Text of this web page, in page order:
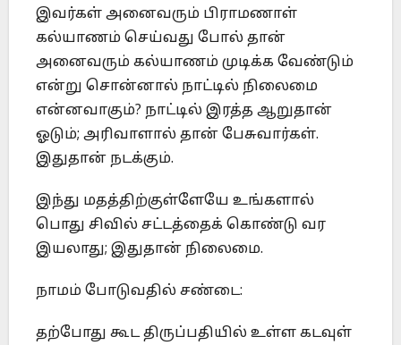
இவர்கள் அனைவரும் பிராமணாள்
கல்யாணம் செய்வது போல் தான்
அனைவரும் கல்யாணம் முடிக்க வேண்டும்
என்று சொன்னால் நாட்டில் நிலைமை
என்னவாகும்? நாட்டில் இரத்த ஆறுதான்
ஓடும்; அரிவாளால் தான் பேசுவார்கள்.
இதுதான் நடக்கும்.
இந்து மதத்திற்குள்ளேயே உங்களால்
பொது சிவில் சட்டத்தைக் கொண்டு வர
இயலாது; இதுதான் நிலைமை.
நாமம் போடுவதில் சண்டை:
தற்போது கூட திருப்பதியில் உள்ள கடவுள்